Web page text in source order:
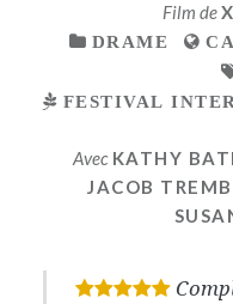
Film de
DRAME
FESTIVAL
Avec KATHY
JACOB
* * * * *